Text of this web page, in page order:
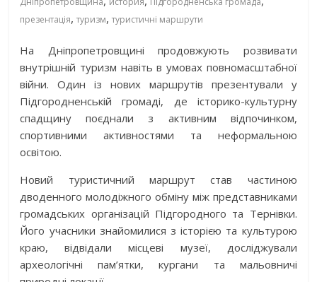
презентація,туризм,туристичні маршрути
На Дніпропетровщині продовжують розвивати
внутрішній туризм навіть в умовах повномасштабної
війни. Один із нових маршрутів презентували у
Підгородненській громаді, де історико-культурну
спадщину поєднали з активним відпочинком,
спортивними активностями та неформальною
освітою.
Новий туристичний маршрут став частиною
дводенного молодіжного обміну між представниками
громадських організацій Підгородного та Тернівки.
Його учасники знайомилися з історією та культурою
краю, відвідали місцеві музеї, досліджували
археологічні пам’ятки, кургани та мальовничі